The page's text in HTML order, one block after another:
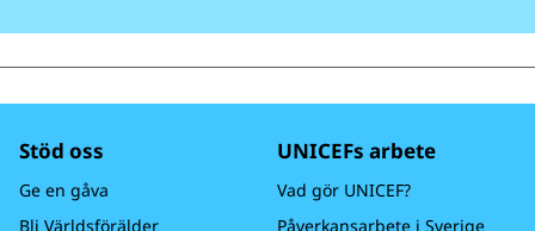
Stöd oss
Ge en gåva
Bli Världsförälder
UNICEFs arbete
Vad gör UNICEF?
Påverkansarbete i Sverige